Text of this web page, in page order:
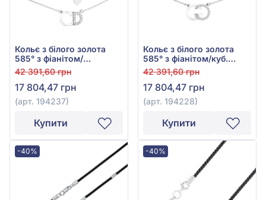
Кольє з білого золота
585° з фіанітом/
куб.цирконієм, арт.
194237
42 391,60 грн
17 804,47 грн
(арт. 194237)
Купити
Кольє з білого золота
585° з фіанітом/куб.
цирконієм, арт. 194228
42 391,60 грн
17 804,47 грн
(арт. 194228)
Купити
-40% -40%